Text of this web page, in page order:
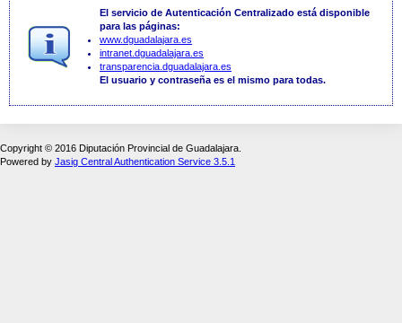
El servicio de Autenticación Centralizado está disponible
para las páginas:
www.dguadalajara.es
intranet.dguadalajara.es
transparencia.dguadalajara.es
El usuario y contraseña es el mismo para todas.
Copyright © 2016 Diputación Provincial de Guadalajara.
Powered by Jasig Central Authentication Service 3.5.1